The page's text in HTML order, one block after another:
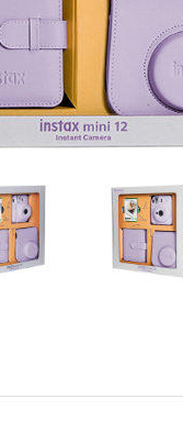
Акрилик